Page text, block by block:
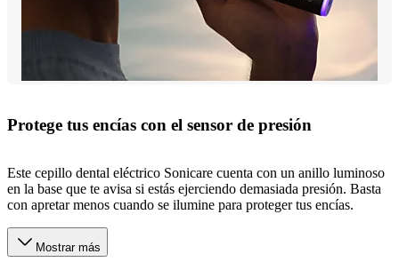
Protege tus encías con el sensor de presión
Este cepillo dental eléctrico Sonicare cuenta con un anillo luminoso
en la base que te avisa si estás ejerciendo demasiada presión. Basta
con apretar menos cuando se ilumine para proteger tus encías.
Mostrar más